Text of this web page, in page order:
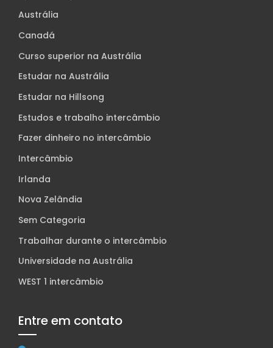
Austrália
Canadá
Curso superior na Austrália
Estudar na Austrália
Estudar na Hillsong
Estudos e trabalho intercâmbio
Fazer dinheiro no intercâmbio
Intercâmbio
Irlanda
Nova Zelândia
Sem Categoria
Trabalhar durante o intercâmbio
Universidade na Austrália
WEST 1 intercâmbio
Entre em contato